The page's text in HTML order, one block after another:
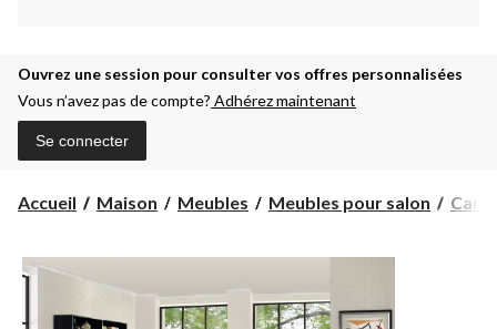
Ouvrez une session pour consulter vos offres personnalisées
Vous n’avez pas de compte? Adhérez maintenant
Se connecter
Accueil Maison Meubles Meubles pour salon